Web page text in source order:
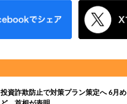
投資詐欺防止で対策プラン策定へ 6月め